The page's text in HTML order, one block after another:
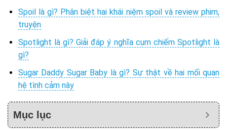
Spoil là gì? Phân biệt hai khái niệm spoil và review phim,
truyện
Spotlight là gì? Giải đáp ý nghĩa cụm chiếm Spotlight là
gì?
Sugar Daddy Sugar Baby là gì? Sự thật về hai mối quan
hệ tình cảm này
Mục lục